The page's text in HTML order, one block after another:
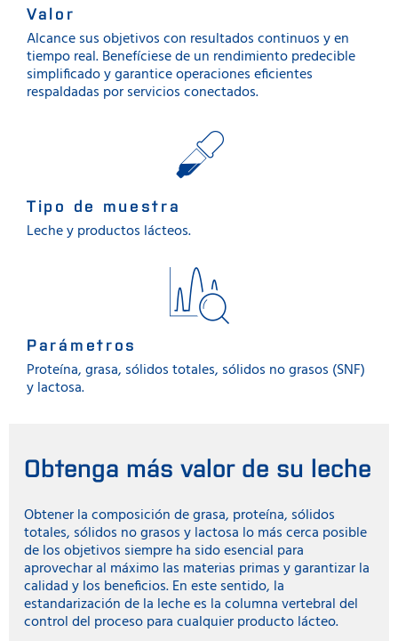
Valor
Alcance sus objetivos con resultados continuos y en
tiempo real. Benefíciese de un rendimiento predecible
simplificado y garantice operaciones eficientes
respaldadas por servicios conectados.
Tipo de muestra
Leche y productos lácteos.
Parámetros
Proteína, grasa, sólidos totales, sólidos no grasos (SNF)
y lactosa.
Obtenga más valor de su leche
Obtener la composición de grasa, proteína, sólidos
totales, sólidos no grasos y lactosa lo más cerca posible
de los objetivos siempre ha sido esencial para
aprovechar al máximo las materias primas y garantizar la
calidad y los beneficios. En este sentido, la
estandarización de la leche es la columna vertebral del
control del proceso para cualquier producto lácteo.